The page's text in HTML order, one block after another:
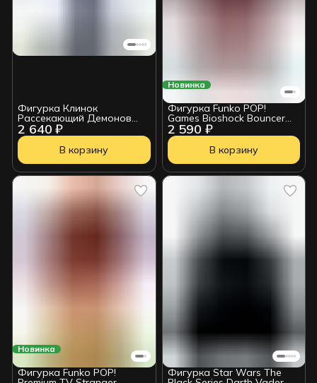
2 640 ₽
Фигурка Клинок
Рассекающий Демонов
Kimetsu no Yaiba Yushiro
В корзину
Новинка
2 590 ₽
Фигурка Funko POP!
Games Bioshock Bouncer
Big Daddy 6" (1145) 90832
В корзину
Новинка
Фигурка Funko POP! Фигурка Star Wars The